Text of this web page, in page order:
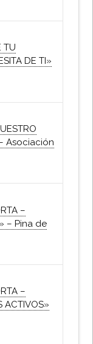
TU
DE TI»
Asociación
–
– Pina de
–
ACTIVOS»